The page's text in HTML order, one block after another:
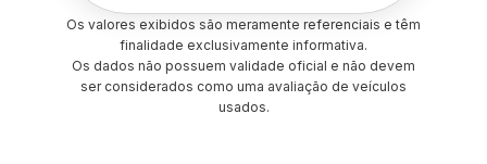
Os valores exibidos são meramente referenciais e têm
finalidade exclusivamente informativa.
Os dados não possuem validade oficial e não devem
ser considerados como uma avaliação de veículos
usados.